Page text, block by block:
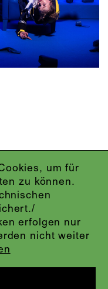
um für
zu können.
erfolgen nur
nicht weiter